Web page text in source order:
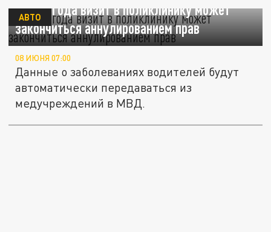
С 2027 года визит в поликлинику может
закончиться аннулированием прав
АВТО
08 ИЮНЯ 07:00
Данные о заболеваниях водителей будут
автоматически передаваться из
медучреждений в МВД.